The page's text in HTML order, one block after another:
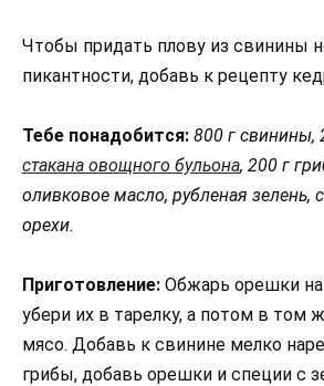
Чтобы придать плову из свинины
пикантности, добавь к рецепту
Тебе понадобится: 800 г свинины,
стакана овощного бульона, 200 г
оливковое масло, рубленая зелень,
орехи.
Приготовление: Обжарь орешки
убери их в тарелку, а потом в том
мясо. Добавь к свинине мелко
грибы, добавь орешки и специи с